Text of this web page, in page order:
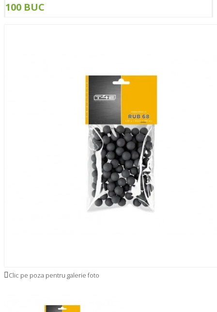
100 BUC
Clic pe poza pentru galerie foto